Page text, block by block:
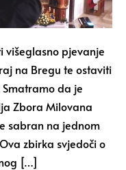
višeglasno pjevanje
na Bregu te ostaviti
da je
Zbora Milovana
sabran na jednom
zbirka svjedoči o
[…]